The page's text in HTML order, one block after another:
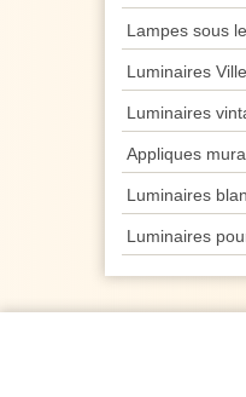
Lampes sous
Luminaires
Luminaires
Appliques
Luminaires
Luminaires